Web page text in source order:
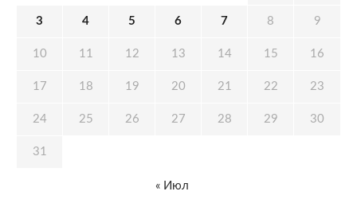
3 4 5 6 7 8 9
10 11 12 13 14 15 16
17 18 19 20 21 22 23
24 25 26 27 28 29 30
31
« Июл